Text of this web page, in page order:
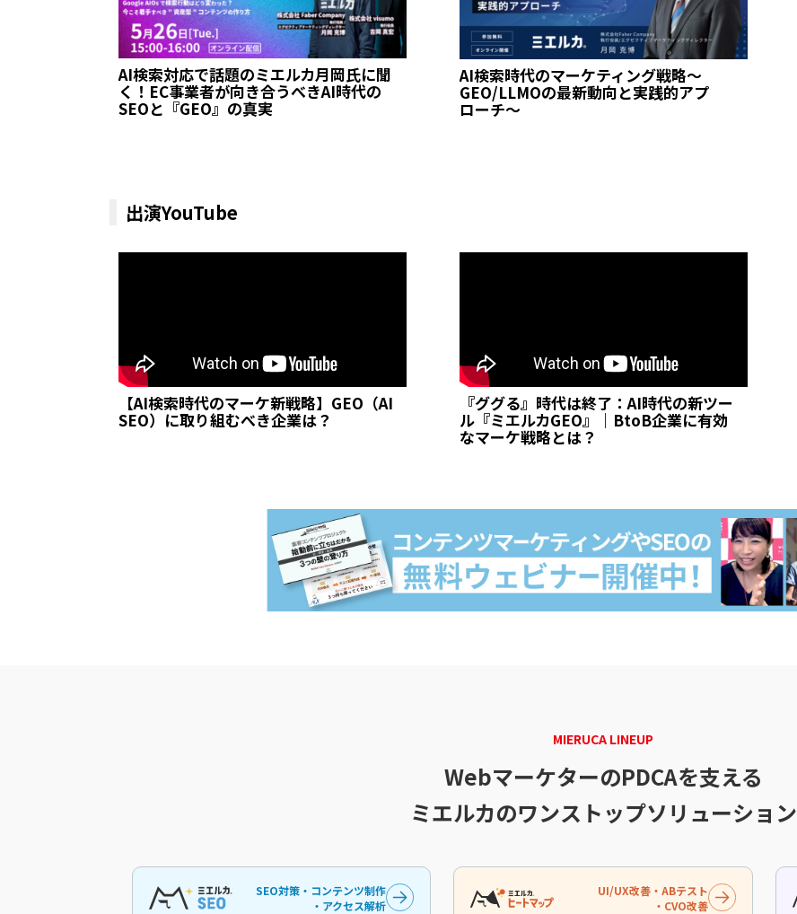
AI検索対応で話題のミエルカ月岡氏に聞
く！EC事業者が向き合うべきAI時代の
SEOと『GEO』の真実
AI検索時代のマーケティング戦略～
GEO/LLMOの最新動向と実践的アプ
ローチ～
出演YouTube
【AI検索時代のマーケ新戦略】GEO（AI
SEO）に取り組むべき企業は？
『ググる』時代は終了：AI時代の新ツー
ル『ミエルカGEO』｜BtoB企業に有効
なマーケ戦略とは？
MIERUCA LINEUP
WebマーケターのPDCAを支える
ミエルカのワンストップソリューション
SEO対策・コンテンツ制作
・アクセス解析
UI/UX改善・ABテスト
・CVO改善